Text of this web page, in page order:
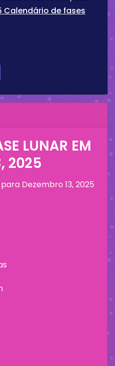
Calendário de fases
LUNAR EM
2025
para Dezembro 13, 2025